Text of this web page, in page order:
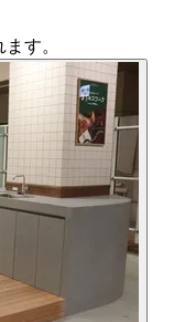
す。